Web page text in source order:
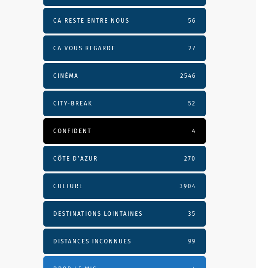
CA RESTE ENTRE NOUS 56
CA VOUS REGARDE 27
CINÉMA 2546
CITY-BREAK 52
CONFIDENT 4
CÔTE D’AZUR 270
CULTURE 3904
DESTINATIONS LOINTAINES 35
DISTANCES INCONNUES 99